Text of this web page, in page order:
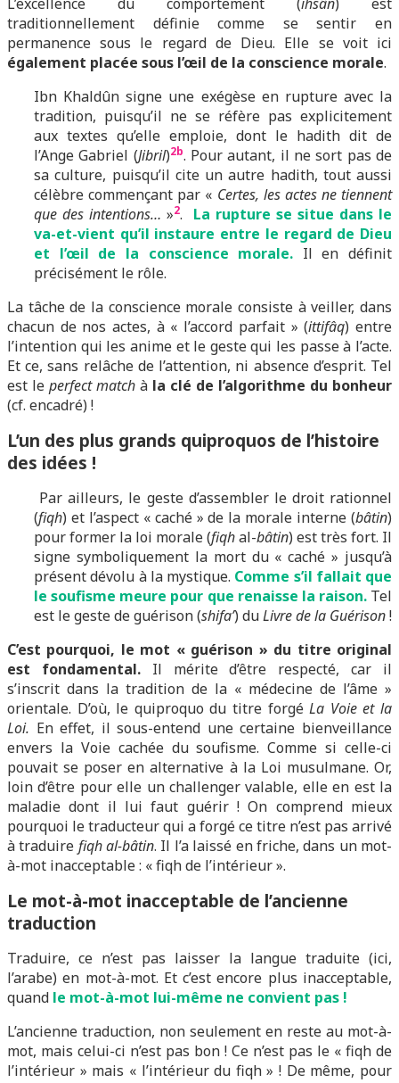
L’excellence du comportement (ihsân) est
traditionnellement définie comme se sentir en
permanence sous le regard de Dieu. Elle se voit ici
également placée sous l’œil de la conscience morale.
Ibn Khaldûn signe une exégèse en rupture avec la
tradition, puisqu’il ne se réfère pas explicitement
aux textes qu’elle emploie, dont le hadith dit de
l’Ange Gabriel (Jibril)2b. Pour autant, il ne sort pas de
sa culture, puisqu’il cite un autre hadith, tout aussi
célèbre commençant par « Certes, les actes ne tiennent
que des intentions… »2. La rupture se situe dans le
va-et-vient qu’il instaure entre le regard de Dieu
et l’œil de la conscience morale. Il en définit
précisément le rôle.
La tâche de la conscience morale consiste à veiller, dans
chacun de nos actes, à « l’accord parfait » (ittifâq) entre
l’intention qui les anime et le geste qui les passe à l’acte.
Et ce, sans relâche de l’attention, ni absence d’esprit. Tel
est le perfect match à la clé de l’algorithme du bonheur
(cf. encadré) !
L’un des plus grands quiproquos de l’histoire
des idées !
Par ailleurs, le geste d’assembler le droit rationnel
(fiqh) et l’aspect « caché » de la morale interne (bâtin)
pour former la loi morale (fiqhal-bâtin) est très fort. Il
signe symboliquement la mort du « caché » jusqu’à
présent dévolu à la mystique. Comme s’il fallait que
le soufisme meure pour que renaisse la raison.Tel
est le geste de guérison (shifa’) duLivre de la Guérison!
C’est pourquoi, le mot « guérison » du titre original
est fondamental.Il mérite d’être respecté, car il
s’inscrit dans la tradition de la « médecine de l’âme »
orientale. D’où, le quiproquo du titre forgéLa Voie et la
Loi. En effet, il sous-entend une certaine bienveillance
envers la Voie cachée du soufisme. Comme si celle-ci
pouvait se poser en alternative à la Loi musulmane. Or,
loin d’être pour elle un challenger valable, elle en est la
maladie dont il lui faut guérir ! On comprend mieux
pourquoi le traducteur qui a forgé ce titre n’est pas arrivé
à traduire fiqh al-bâtin. Il l’a laissé en friche, dans un mot-
à-mot inacceptable : « fiqh de l’intérieur ».
Le mot-à-mot inacceptable de l’ancienne
traduction
Traduire, ce n’est pas laisser la langue traduite (ici,
l’arabe) en mot-à-mot. Et c’est encore plus inacceptable,
quand le mot-à-mot lui-même ne convient pas !
L’ancienne traduction, non seulement en reste au mot-à-
mot, mais celui-ci n’est pas bon ! Ce n’est pas le « fiqh de
l’intérieur » mais « l’intérieur du fiqh » ! De même, pour